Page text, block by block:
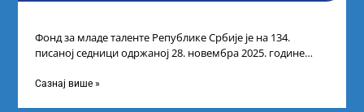
Фонд за младе таленте Републике Србије је на 134.
писаној седници одржаној 28. новембра 2025. године
Сазнај више »